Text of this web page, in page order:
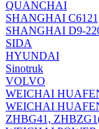
QUANCHAI
SHANGHAI
SHANGHAI D9-
SIDA
HYUNDAI
Sinotruk
VOLVO
WEICHAI
WEICHAI
ZHBG41,